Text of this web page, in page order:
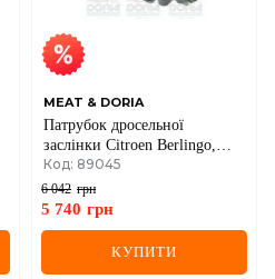
MEAT & DORIA
Патрубок дросельної
заслінки Citroen Berlingo,
C2/C3, Nemo, Fiat Fiorino,
Qubo, Peugeot 1007/206/207,
Partner 1.1/1.4
Код: 89045
6 042 грн
5 740 грн
КУПИТИ